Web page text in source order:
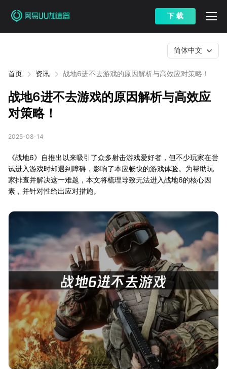
下 载
首页 资讯 战地6进不去游戏的原因解析与高效应对策略！
简体中文
战地6进不去游戏的原因解析与高效应
对策略！
2025-08-14
《战地6》自推出以来吸引了众多射击游戏爱好者，但不少玩家在尝
试进入游戏时却遇到障碍，影响了本应畅快的游戏体验。为帮助玩
家排查并解决这一难题，本文将梳理导致无法进入战地6的核心因
素，并针对性给出应对措施。